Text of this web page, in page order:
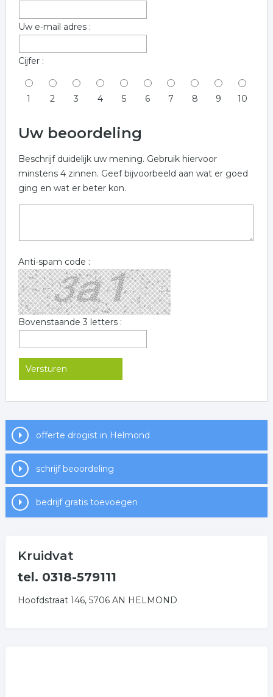
Uw e-mail adres :
Cijfer :
1 2 3 4 5 6 7 8 9 10
Uw beoordeling
Beschrijf duidelijk uw mening. Gebruik hiervoor
minstens 4 zinnen. Geef bijvoorbeeld aan wat er goed
ging en wat er beter kon.
Anti-spam code :
Bovenstaande 3 letters :
offerte drogist in Helmond
schrijf beoordeling
bedrijf gratis toevoegen
Kruidvat
tel. 0318-579111
Hoofdstraat 146, 5706 AN HELMOND